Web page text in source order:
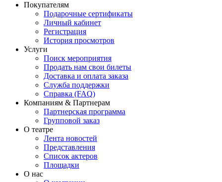
Покупателям
Подарочные сертификаты
Личный кабинет
Регистрация
История просмотров
Услуги
Поиск мероприятия
Продать нам свои билеты
Доставка и оплата заказа
Служба поддержки
Справка (FAQ)
Компаниям & Партнерам
Партнерская программа
Групповой заказ
О театре
Лента новостей
Представления
Список актеров
Площадки
О нас